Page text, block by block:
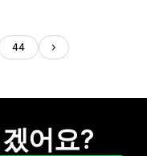
44
어요?